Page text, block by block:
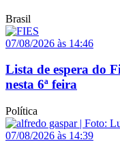
Brasil
07/08/2026 às 14:46
Lista de espera do
nesta 6ª feira
Política
07/08/2026 às 14:39